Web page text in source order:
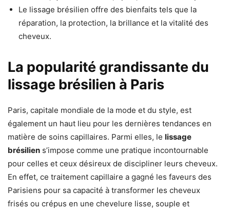
Le lissage brésilien offre des bienfaits tels que la
réparation, la protection, la brillance et la vitalité des
cheveux.
La popularité grandissante du
lissage brésilien à Paris
Paris, capitale mondiale de la mode et du style, est
également un haut lieu pour les dernières tendances en
matière de soins capillaires. Parmi elles, le lissage
brésilien s’impose comme une pratique incontournable
pour celles et ceux désireux de discipliner leurs cheveux.
En effet, ce traitement capillaire a gagné les faveurs des
Parisiens pour sa capacité à transformer les cheveux
frisés ou crépus en une chevelure lisse, souple et